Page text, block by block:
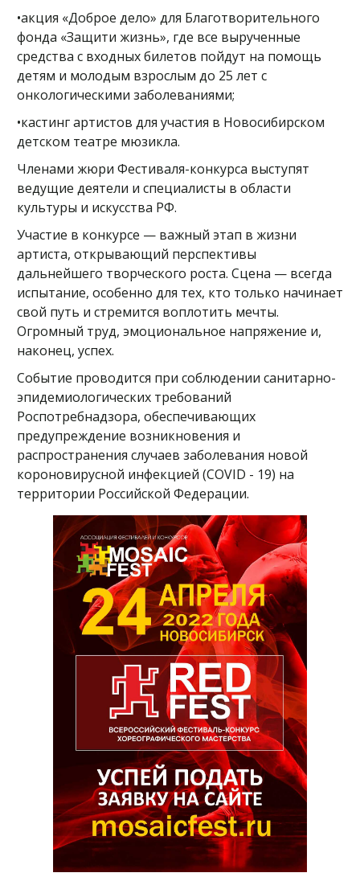
•акция «Доброе дело» для Благотворительного
фонда «Защити жизнь», где все вырученные
средства с входных билетов пойдут на помощь
детям и молодым взрослым до 25 лет с
онкологическими заболеваниями;
•кастинг артистов для участия в Новосибирском
детском театре мюзикла.
Членами жюри Фестиваля-конкурса выступят
ведущие деятели и специалисты в области
культуры и искусства РФ.
Участие в конкурсе — важный этап в жизни
артиста, открывающий перспективы
дальнейшего творческого роста. Сцена — всегда
испытание, особенно для тех, кто только начинает
свой путь и стремится воплотить мечты.
Огромный труд, эмоциональное напряжение и,
наконец, успех.
Событие проводится при соблюдении санитарно-
эпидемиологических требований
Роспотребнадзора, обеспечивающих
предупреждение возникновения и
распространения случаев заболевания новой
короновирусной инфекцией (COVID - 19) на
территории Российской Федерации.